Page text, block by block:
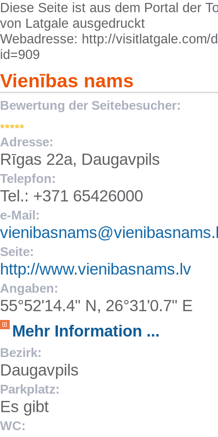
Diese Seite ist aus dem Portal der
von Latgale ausgedruckt
Webadresse: http://visitlatgale.com/
id=909
Vienības nams
Bewertung der Seitebesucher:
Adresse:
Rīgas 22a, Daugavpils
Telepfon:
Tel.: +371 65426000
e-Mail:
Seite:
http://www.vienibasnams.lv
Angaben:
55°52'14.4" N, 26°31'0.7" E
Mehr Information ...
Bezirk:
Daugavpils
Parkplatz:
Es gibt
WC: